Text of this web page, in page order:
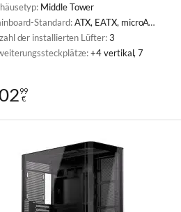
Middle Tower
Standard:ATX, EATX, microATX, Mini-ITX
der installierten Lüfter:3
+4 vertikal, 7
99
€